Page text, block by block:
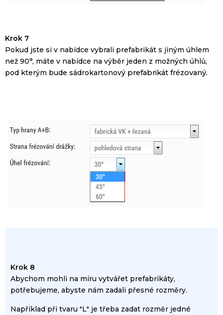
Krok 7
Pokud jste si v nabídce vybrali prefabrikát s jiným úhlem
než 90°, máte v nabídce na výběr jeden z možných úhlů,
pod kterým bude sádrokartonový prefabrikát frézovaný.
Krok 8
Abychom mohli na míru vytvářet prefabrikáty,
potřebujeme, abyste nám zadali přesné rozměry.
Například při tvaru "L" je třeba zadat rozměr jedné